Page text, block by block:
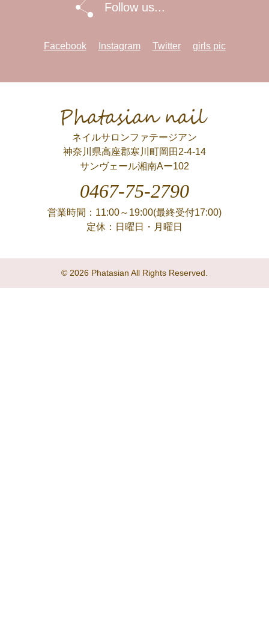
Follow us...
Facebook Instagram Twitter girls pic
Phatasian nail
ネイルサロンファテージアン
神奈川県高座郡寒川町岡田2-4-14
サンヴェール湘南Aー102
0467-75-2790
営業時間：11:00～19:00(最終受付17:00)
定休：日曜日・月曜日
© 2026 Phatasian All Rights Reserved.